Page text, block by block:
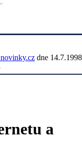
dne 14.7.1998
a